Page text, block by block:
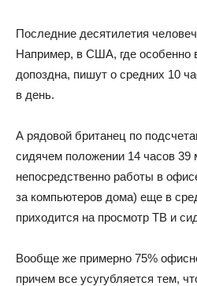
Последние десятилетия
Например, в США, где особенно
допоздна, пишут о средних 10
в день.
А рядовой британец по
сидячем положении 14 часов 39
непосредственно работы в
за компьютеров дома) еще в
приходится на просмотр ТВ и
Вообще же примерно 75%
причем все усугубляется тем,